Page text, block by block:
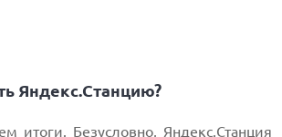
Яндекс.Станцию?
итоги. Безусловно, Яндекс.Станция